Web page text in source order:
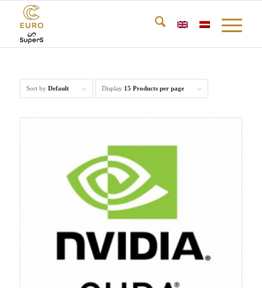
Sort by Default Display 15 Products per page